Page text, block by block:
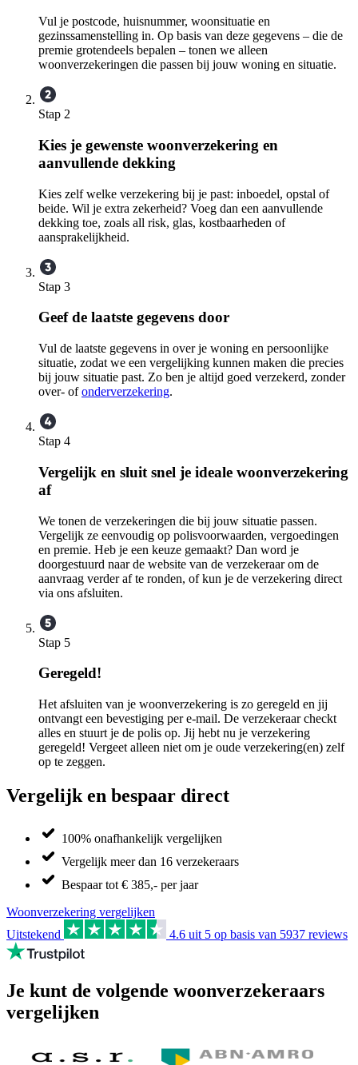
Vul je postcode, huisnummer, woonsituatie en
gezinssamenstelling in. Op basis van deze gegevens – die de
premie grotendeels bepalen – tonen we alleen
woonverzekeringen die passen bij jouw woning en situatie.
Stap 2
Kies je gewenste woonverzekering en
aanvullende dekking
Kies zelf welke verzekering bij je past: inboedel, opstal of
beide. Wil je extra zekerheid? Voeg dan een aanvullende
dekking toe, zoals all risk, glas, kostbaarheden of
aansprakelijkheid.
Stap 3
Geef de laatste gegevens door
Vul de laatste gegevens in over je woning en persoonlijke
situatie, zodat we een vergelijking kunnen maken die precies
bij jouw situatie past. Zo ben je altijd goed verzekerd, zonder
over- ofonderverzekering.
Stap 4
Vergelijk en sluit snel je ideale woonverzekering
af
We tonen de verzekeringen die bij jouw situatie passen.
Vergelijk ze eenvoudig op polisvoorwaarden, vergoedingen
en premie. Heb je een keuze gemaakt? Dan word je
doorgestuurd naar de website van de verzekeraar om de
aanvraag verder af te ronden, of kun je de verzekering direct
via ons afsluiten.
Stap 5
Geregeld!
Het afsluiten van je woonverzekering is zo geregeld en jij
ontvangt een bevestiging per e-mail. De verzekeraar checkt
alles en stuurt je de polis op. Jij hebt nu je verzekering
geregeld! Vergeet alleen niet om je oude verzekering(en) zelf
op te zeggen.
Vergelijk en bespaar direct
100% onafhankelijk vergelijken
Vergelijk meer dan 16 verzekeraars
Bespaar tot € 385,- per jaar
Woonverzekering vergelijken
Uitstekend
4.6 uit 5 op basis van 5937 reviews
Je kunt de volgende woonverzekeraars
vergelijken